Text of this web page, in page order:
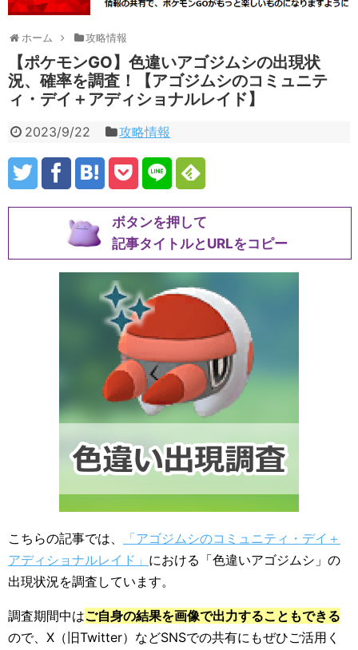
ホーム 攻略情報
【ポケモンGO】色違いアゴジムシの出現状
況、確率を調査！【アゴジムシのコミュニテ
ィ・デイ＋アディショナルレイド】
2023/9/22 攻略情報
ボタンを押して
記事タイトルとURLをコピー
こちらの記事では、
「アゴジムシのコミュニティ・デイ＋
アディショナルレイド」 における「色違いアゴジムシ」の
出現状況を調査しています。
調査期間中はご自身の結果を画像で出力することもできる
ので、X（旧Twitter）などSNSでの共有にもぜひご活用く